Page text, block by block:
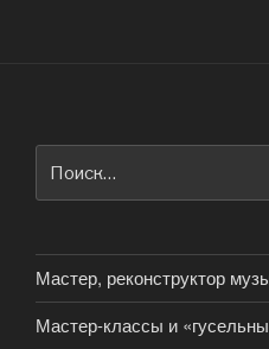
Мастер, реконструктор
Мастер-классы и